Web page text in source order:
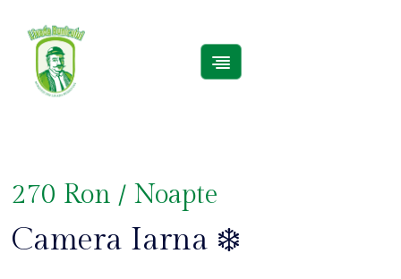
270 Ron / Noapte
Camera Iarna ❄️